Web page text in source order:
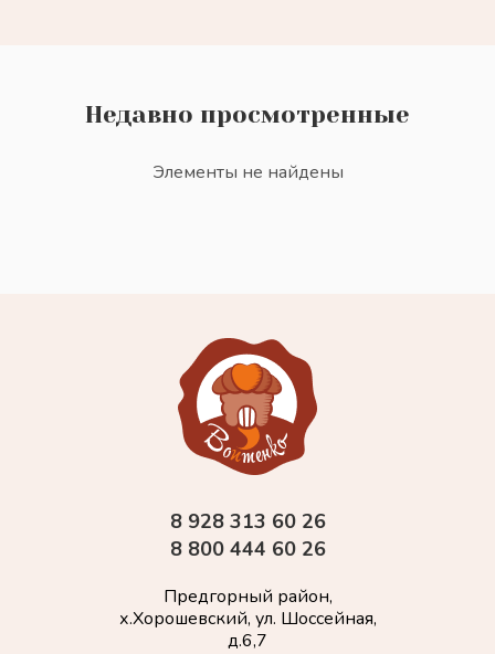
Недавно просмотренные
Элементы не найдены
8 928 313 60 26
8 800 444 60 26
Предгорный район,
х.Хорошевский, ул. Шоссейная,
д.6,7